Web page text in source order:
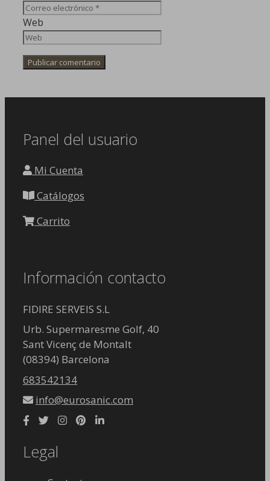
Web
Panel del usuario
Mi Cuenta
Catálogos
Carrito
Información contacto
FIDIRE SERVEIS S.L
Urb. Supermaresme Golf, 40
Sant Vicenç de Montalt
(08394) Barcelona
683542134
info@eurosanic.com
Legal